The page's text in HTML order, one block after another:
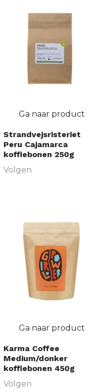
Ga naar product
Strandvejsristeriet
Peru Cajamarca
koffiebonen 250g
Volgen
Ga naar product
Karma Coffee
Medium/donker
koffiebonen 450g
Volgen